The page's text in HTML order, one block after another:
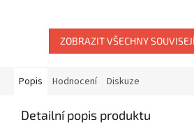
ZOBRAZIT VŠECHNY
Popis Hodnocení Diskuze
Detailní popis produktu